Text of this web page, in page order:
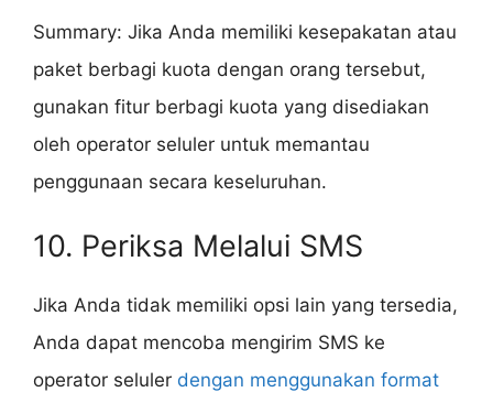
Summary: Jika Anda memiliki kesepakatan atau
paket berbagi kuota dengan orang tersebut,
gunakan fitur berbagi kuota yang disediakan
oleh operator seluler untuk memantau
penggunaan secara keseluruhan.
10. Periksa Melalui SMS
Jika Anda tidak memiliki opsi lain yang tersedia,
Anda dapat mencoba mengirim SMS ke
operator seluler dengan menggunakan format